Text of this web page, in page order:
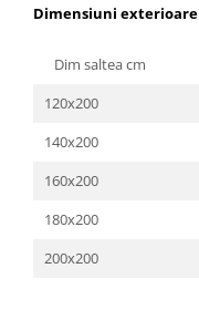
Dimensiuni exterioare
Dim saltea cm
120x200
140x200
160x200
180x200
200x200